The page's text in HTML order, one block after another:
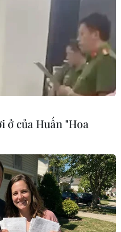
lên giá
từ đầu tuần đến nay
tuy nhiên, tính trong tháng
tăng 2,2%.
ở của Huấn "Hoa